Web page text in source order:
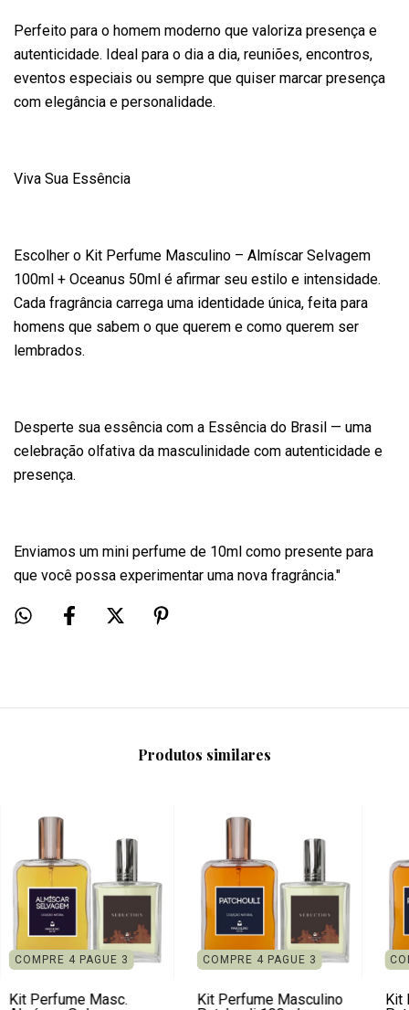
Perfeito para o homem moderno que valoriza presença e
autenticidade. Ideal para o dia a dia, reuniões, encontros,
eventos especiais ou sempre que quiser marcar presença
com elegância e personalidade.
Viva Sua Essência
Escolher o Kit Perfume Masculino – Almíscar Selvagem
100ml + Oceanus 50ml é afirmar seu estilo e intensidade.
Cada fragrância carrega uma identidade única, feita para
homens que sabem o que querem e como querem ser
lembrados.
Desperte sua essência com a Essência do Brasil — uma
celebração olfativa da masculinidade com autenticidade e
presença.
Enviamos um mini perfume de 10ml como presente para
que você possa experimentar uma nova fragrância."
Produtos similares
COMPRE 4 PAGUE 3
Kit Perfume Masc.
COMPRE 4 PAGUE 3
Kit Perfume Masculino
Kit